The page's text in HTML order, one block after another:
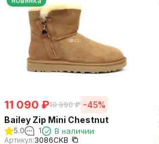
11 090 ₽19 990 ₽ -45%
Bailey Zip Mini Chestnut
5.0 1 В наличии
Артикул:3086CKB